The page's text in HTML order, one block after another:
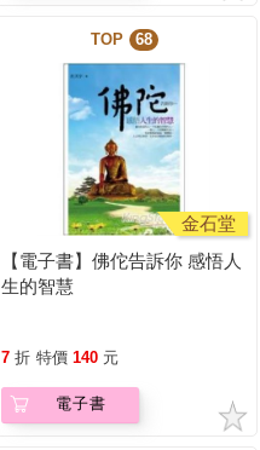
TOP 68
金石堂
【電子書】佛佗告訴你 感悟人
生的智慧
7 折 特價 140 元
電子書